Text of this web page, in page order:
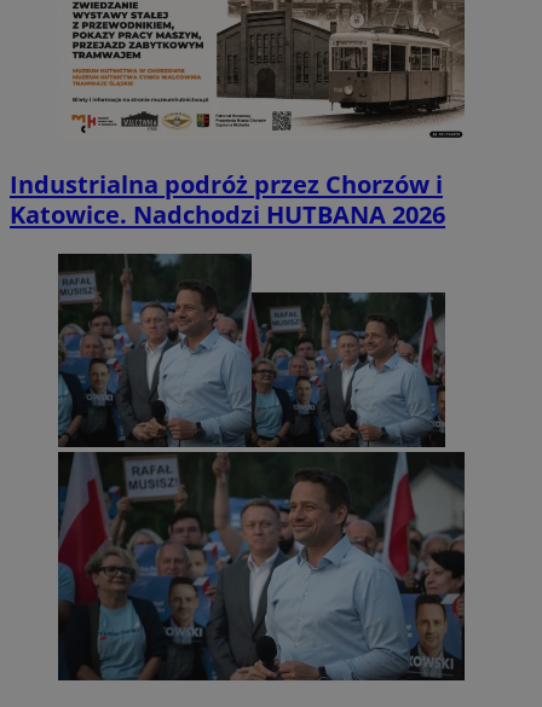
Industrialna podróż przez Chorzów i
Katowice. Nadchodzi HUTBANA 2026